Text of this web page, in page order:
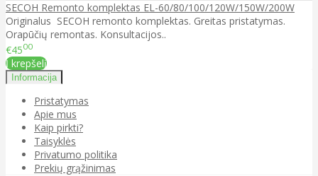
SECOH Remonto komplektas EL-60/80/100/120W/150W/200W
Originalus SECOH remonto komplektas. Greitas pristatymas.
Orapūčių remontas. Konsultacijos..
€4500
Į krepšelį
Informacija
Pristatymas
Apie mus
Kaip pirkti?
Taisyklės
Privatumo politika
Prekių grąžinimas